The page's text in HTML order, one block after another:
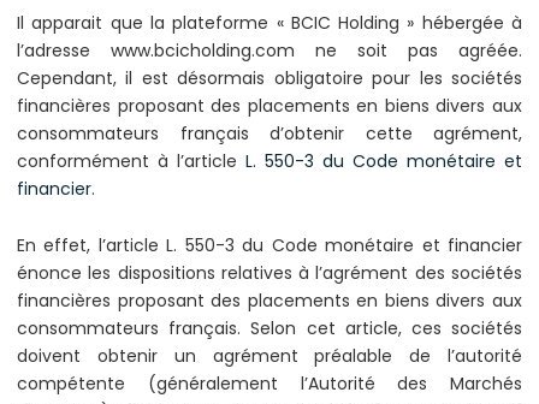
Il apparait que la plateforme « BCIC Holding » hébergée à
l’adresse www.bcicholding.com ne soit pas agréée.
Cependant, il est désormais obligatoire pour les sociétés
financières proposant des placements en biens divers aux
consommateurs français d’obtenir cette agrément,
conformément à l’article L. 550-3 du Code monétaire et
financier.
En effet, l’article L. 550-3 du Code monétaire et financier
énonce les dispositions relatives à l’agrément des sociétés
financières proposant des placements en biens divers aux
consommateurs français. Selon cet article, ces sociétés
doivent obtenir un agrément préalable de l’autorité
compétente (généralement l’Autorité des Marchés